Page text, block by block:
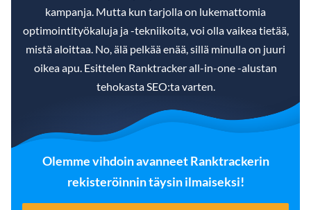
kampanja. Mutta kun tarjolla on lukemattomia
optimointityökaluja ja -tekniikoita, voi olla vaikea tietää,
mistä aloittaa. No, älä pelkää enää, sillä minulla on juuri
oikea apu. Esittelen Ranktracker all-in-one -alustan
tehokasta SEO:ta varten.
Olemme vihdoin avanneet Ranktrackerin
rekisteröinnin täysin ilmaiseksi!